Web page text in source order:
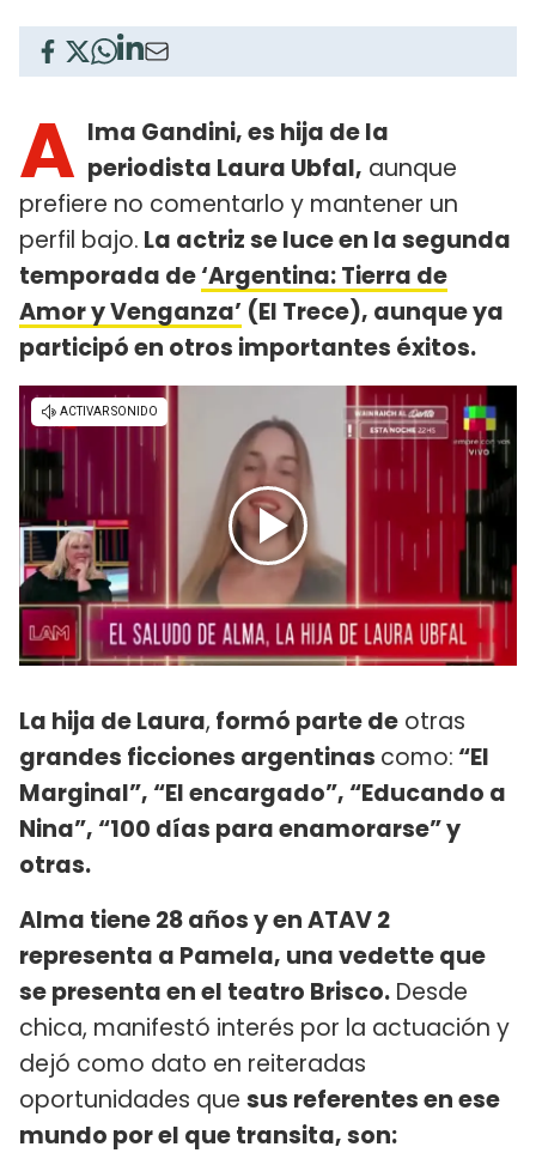
A lma Gandini, es hija de la
periodista Laura Ubfal, aunque
prefiere no comentarlo y mantener un
perfil bajo. La actriz se luce en la segunda
temporada de‘Argentina: Tierra de
Amor y Venganza’ (El Trece), aunque ya
participó en otros importantes éxitos.
La hija de Laura, formó parte de otras
grandes ficciones argentinas como: “El
Marginal”, “El encargado”, “Educando a
Nina”, “100 días para enamorarse” y
otras.
Alma tiene 28 años y en ATAV 2
representa a Pamela, una vedette que
se presenta en el teatro Brisco. Desde
chica, manifestó interés por la actuación y
dejó como dato en reiteradas
oportunidades que sus referentes en ese
mundo por el que transita, son: